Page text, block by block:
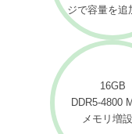
ジで容量を追
16GB
DDR5-4800
メモリ増